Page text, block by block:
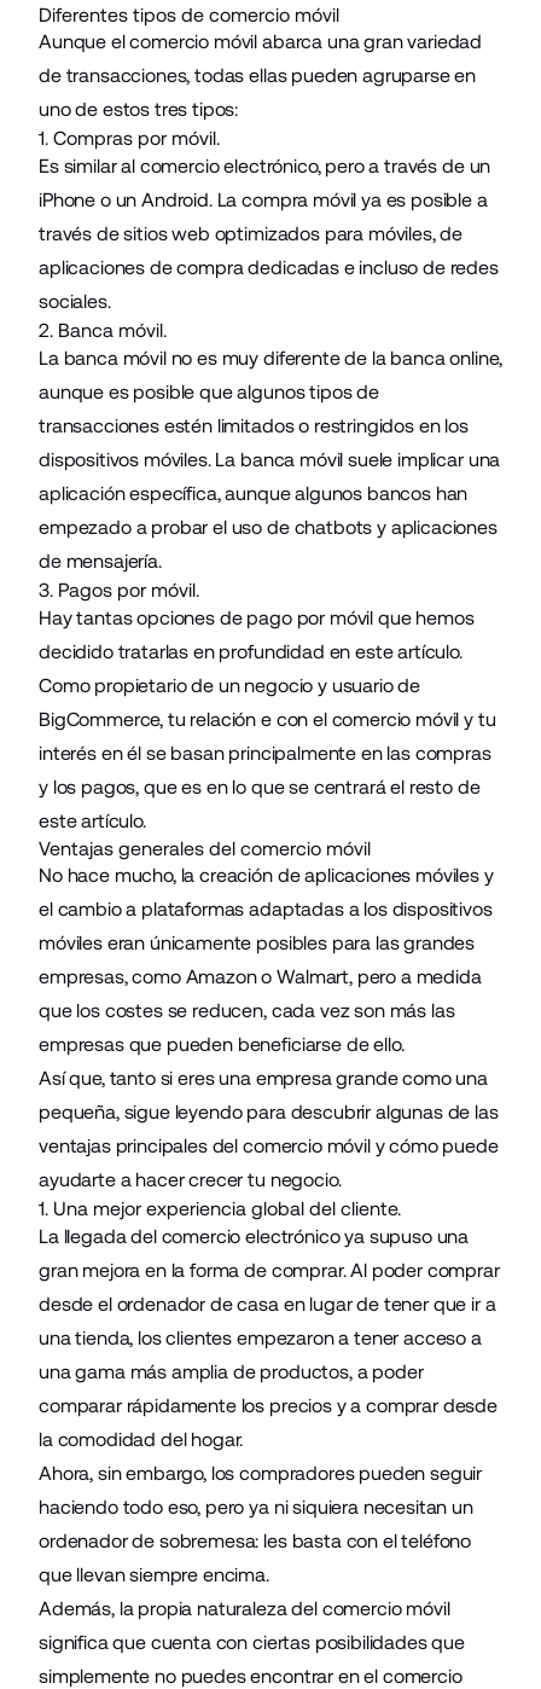
Diferentes tipos de comercio móvil
Aunque el comercio móvil abarca una gran variedad
de transacciones, todas ellas pueden agruparse en
uno de estos tres tipos:
1. Compras por móvil.
Es similar al comercio electrónico, pero a través de un
iPhone o un Android. La compra móvil ya es posible a
través de sitios web optimizados para móviles, de
aplicaciones de compra dedicadas e incluso de redes
sociales.
2. Banca móvil.
La banca móvil no es muy diferente de la banca online,
aunque es posible que algunos tipos de
transacciones estén limitados o restringidos en los
dispositivos móviles. La banca móvil suele implicar una
aplicación específica, aunque algunos bancos han
empezado a probar el uso de chatbots y aplicaciones
de mensajería.
3. Pagos por móvil.
Hay tantas opciones de pago por móvil que hemos
decidido tratarlas en profundidad en este artículo.
Como propietario de un negocio y usuario de
BigCommerce, tu relación e con el comercio móvil y tu
interés en él se basan principalmente en las compras
y los pagos, que es en lo que se centrará el resto de
este artículo.
Ventajas generales del comercio móvil
No hace mucho, la creación de aplicaciones móviles y
el cambio a plataformas adaptadas a los dispositivos
móviles eran únicamente posibles para las grandes
empresas, como Amazon o Walmart, pero a medida
que los costes se reducen, cada vez son más las
empresas que pueden beneficiarse de ello.
Así que, tanto si eres una empresa grande como una
pequeña, sigue leyendo para descubrir algunas de las
ventajas principales del comercio móvil y cómo puede
ayudarte a hacer crecer tu negocio.
1. Una mejor experiencia global del cliente.
La llegada del comercio electrónico ya supuso una
gran mejora en la forma de comprar. Al poder comprar
desde el ordenador de casa en lugar de tener que ir a
una tienda, los clientes empezaron a tener acceso a
una gama más amplia de productos, a poder
comparar rápidamente los precios y a comprar desde
la comodidad del hogar.
Ahora, sin embargo, los compradores pueden seguir
haciendo todo eso, pero ya ni siquiera necesitan un
ordenador de sobremesa: les basta con el teléfono
que llevan siempre encima.
Además, la propia naturaleza del comercio móvil
significa que cuenta con ciertas posibilidades que
simplemente no puedes encontrar en el comercio